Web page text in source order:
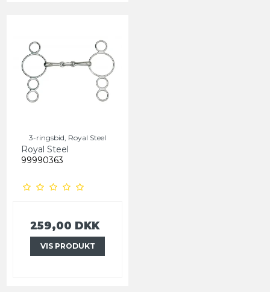
3-ringsbid, Royal Steel
Royal Steel
99990363
259,00 DKK
VIS PRODUKT